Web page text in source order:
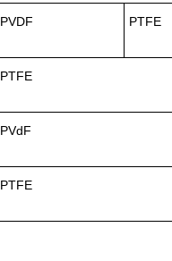
PVDF PTFE
PTFE
PVdF
PTFE